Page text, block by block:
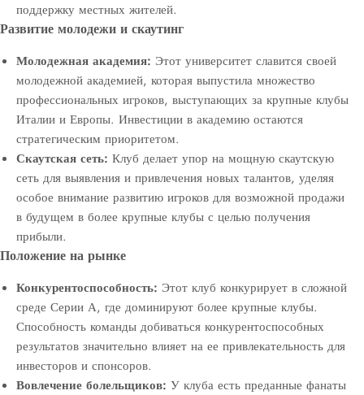
поддержку местных жителей.
Развитие молодежи и скаутинг
Молодежная академия: Этот университет славится своей
молодежной академией, которая выпустила множество
профессиональных игроков, выступающих за крупные клубы
Италии и Европы. Инвестиции в академию остаются
стратегическим приоритетом.
Скаутская сеть: Клуб делает упор на мощную скаутскую
сеть для выявления и привлечения новых талантов, уделяя
особое внимание развитию игроков для возможной продажи
в будущем в более крупные клубы с целью получения
прибыли.
Положение на рынке
Конкурентоспособность: Этот клуб конкурирует в сложной
среде Серии А, где доминируют более крупные клубы.
Способность команды добиваться конкурентоспособных
результатов значительно влияет на ее привлекательность для
инвесторов и спонсоров.
Вовлечение болельщиков: У клуба есть преданные фанаты